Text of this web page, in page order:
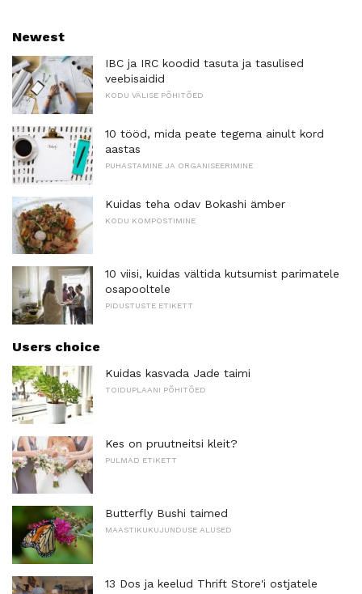
Newest
IBC ja IRC koodid tasuta ja tasulised
veebisaidid
KODU VÄLISE PÕHITÕED
10 tööd, mida peate tegema ainult kord
aastas
PUHASTAMINE JA ORGANISEERIMINE
Kuidas teha odav Bokashi ämber
KODU KOMPOSTIMINE
10 viisi, kuidas vältida kutsumist parimatele
osapooltele
PIDUSTUSTE ETIKETT
Users choice
Kuidas kasvada Jade taimi
TOIDUPLAANI PÕHITÕED
Kes on pruutneitsi kleit?
PULMAD ETIKETT
Butterfly Bushi taimed
MAASTIKUKUJUNDUSE ALUSED
13 Dos ja keelud Thrift Store'i ostjatele